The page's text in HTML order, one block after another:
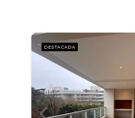
DESTACADA